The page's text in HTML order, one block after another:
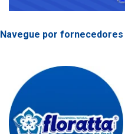
Navegue por fornecedores